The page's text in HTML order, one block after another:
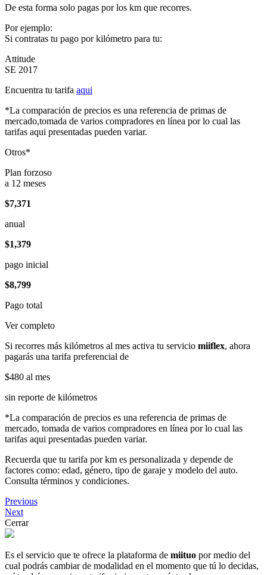
De esta forma solo pagas por los km que recorres.
Por ejemplo:
Si contratas tu pago por kilómetro para tu:
Attitude
SE 2017
Encuentra tu tarifa aqui
*La comparación de precios es una referencia de primas de
mercado,tomada de varios compradores en línea por lo cual las
tarifas aqui presentadas pueden variar.
Otros*
Plan forzoso
a 12 meses
$7,371
anual
$1,379
pago inicial
$8,799
Pago total
Ver completo
Si recorres más kilómetros al mes activa tu servicio miiflex, ahora
pagarás una tarifa preferencial de
$480 al mes
sin reporte de kilómetros
*La comparación de precios es una referencia de primas de
mercado, tomada de varios compradores en línea por lo cual las
tarifas aqui presentadas pueden variar.
Recuerda que tu tarifa por km es personalizada y depende de
factores como: edad, género, tipo de garaje y modelo del auto.
Consulta términos y condiciones.
Previous
Next
Cerrar
Es el servicio que te ofrece la plataforma de miituo por medio del
cual podrás cambiar de modalidad en el momento que tú lo decidas,